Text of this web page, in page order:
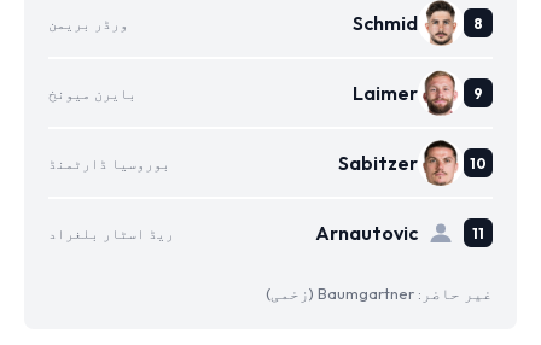
Schmid ورڈر بریمن
Laimer بایرن میونخ
Sabitzer بوروسیا ڈارٹمنڈ
Arnautovic ریڈ اسٹار بلغراد
غیر حاضر: Baumgartner (زخمی)